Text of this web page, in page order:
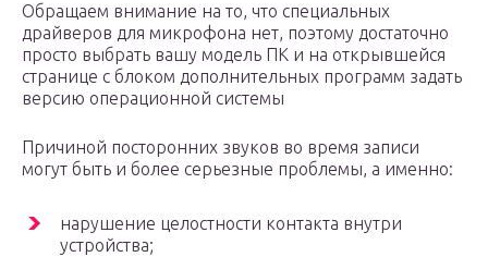
Обращаем внимание на то, что специальных
драйверов для микрофона нет, поэтому достаточно
просто выбрать вашу модель ПК и на открывшейся
странице с блоком дополнительных программ задать
версию операционной системы
Причиной посторонних звуков во время записи
могут быть и более серьезные проблемы, а именно:
нарушение целостности контакта внутри
устройства;